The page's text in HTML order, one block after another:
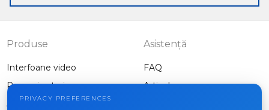
mail
Produse
Interfoane video
Panouri exterioare
Alte echipamente
Asistență
FAQ
Articole
PRIVACY PREFERENCES